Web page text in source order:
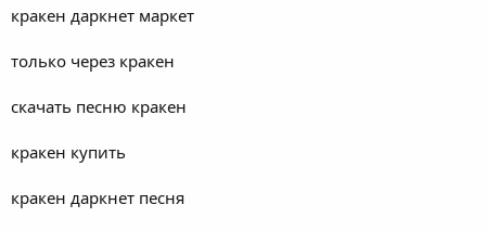
кракен даркнет маркет
только через кракен
скачать песню кракен
кракен купить
кракен даркнет песня